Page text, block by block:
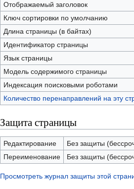
навигации
поиску
Отображаемый заголовок
Ключ сортировки по умолчанию
Длина страницы (в байтах)
Идентификатор страницы
Язык страницы
Модель содержимого страницы
Индексация поисковыми роботами
Количество перенаправлений на эту
Защита страницы
Редактирование
Без защиты
Переименование
Без защиты
Просмотреть журнал защиты этой